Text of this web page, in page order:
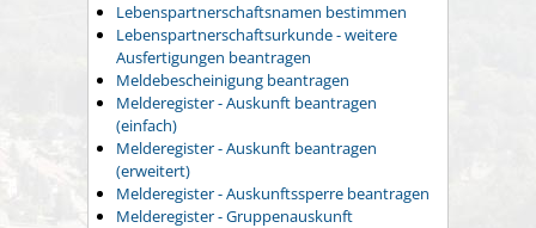
Lebenspartnerschaftsnamen bestimmen
Lebenspartnerschaftsurkunde - weitere
Ausfertigungen beantragen
Meldebescheinigung beantragen
Melderegister - Auskunft beantragen
(einfach)
Melderegister - Auskunft beantragen
(erweitert)
Melderegister - Auskunftssperre beantragen
Melderegister - Gruppenauskunft